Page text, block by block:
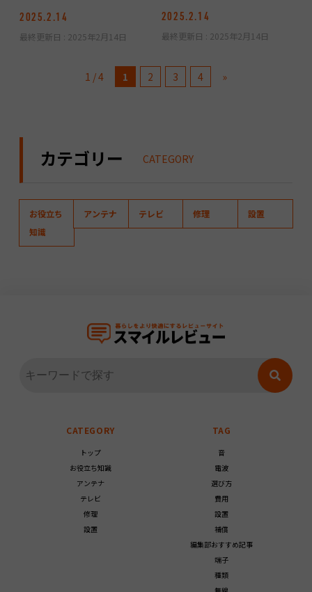
2025.2.14
最終更新日 : 2025年2月14日
2025.2.14
最終更新日 : 2025年2月14日
1 / 4 1 2 3 4 »
カテゴリー CATEGORY
お役立ち
知識
アンテナ テレビ 修理 設置
CATEGORY
トップ
お役立ち知識
アンテナ
テレビ
修理
設置
TAG
音
電波
選び方
費用
設置
補償
編集部おすすめ記事
端子
種類